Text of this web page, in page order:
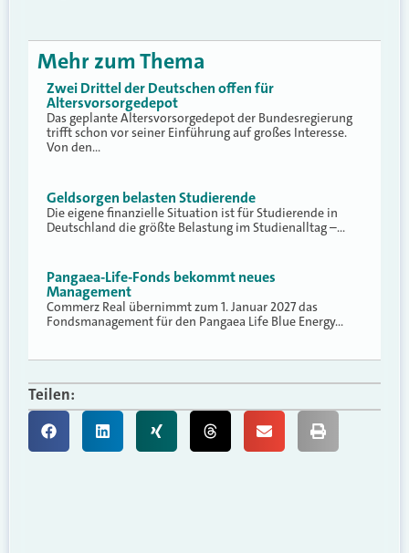
Mehr zum Thema
Zwei Drittel der Deutschen offen für
Altersvorsorgedepot
Das geplante Altersvorsorgedepot der Bundesregierung
trifft schon vor seiner Einführung auf großes Interesse.
Von den…
Geldsorgen belasten Studierende
Die eigene finanzielle Situation ist für Studierende in
Deutschland die größte Belastung im Studienalltag –…
Pangaea-Life-Fonds bekommt neues
Management
Commerz Real übernimmt zum 1. Januar 2027 das
Fondsmanagement für den Pangaea Life Blue Energy…
Teilen: